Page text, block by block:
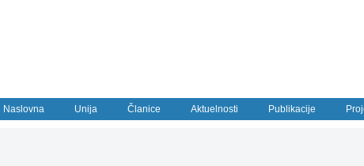
Naslovna Unija Članice Aktuelnosti Publikacije